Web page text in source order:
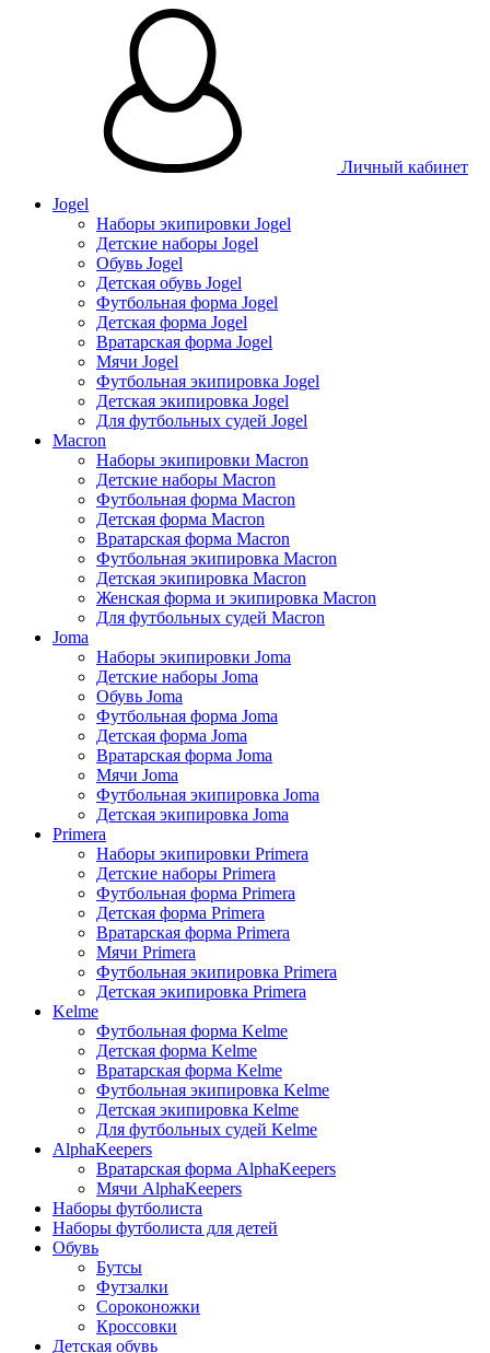
Личный кабинет
Jogel
Наборы экипировки Jogel
Детские наборы Jogel
Обувь Jogel
Детская обувь Jogel
Футбольная форма Jogel
Детская форма Jogel
Вратарская форма Jogel
Мячи Jogel
Футбольная экипировка Jogel
Детская экипировка Jogel
Для футбольных судей Jogel
Macron
Наборы экипировки Macron
Детские наборы Macron
Футбольная форма Macron
Детская форма Macron
Вратарская форма Macron
Футбольная экипировка Macron
Детская экипировка Macron
Женская форма и экипировка Macron
Для футбольных судей Macron
Joma
Наборы экипировки Joma
Детские наборы Joma
Обувь Joma
Футбольная форма Joma
Детская форма Joma
Вратарская форма Joma
Мячи Joma
Футбольная экипировка Joma
Детская экипировка Joma
Primera
Наборы экипировки Primera
Детские наборы Primera
Футбольная форма Primera
Детская форма Primera
Вратарская форма Primera
Мячи Primera
Футбольная экипировка Primera
Детская экипировка Primera
Kelme
Футбольная форма Kelme
Детская форма Kelme
Вратарская форма Kelme
Футбольная экипировка Kelme
Детская экипировка Kelme
Для футбольных судей Kelme
AlphaKeepers
Вратарская форма AlphaKeepers
Мячи AlphaKeepers
Наборы футболиста
Наборы футболиста для детей
Обувь
Бутсы
Футзалки
Сороконожки
Кроссовки
Детская обувь